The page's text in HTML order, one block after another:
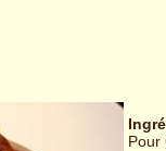
Pour